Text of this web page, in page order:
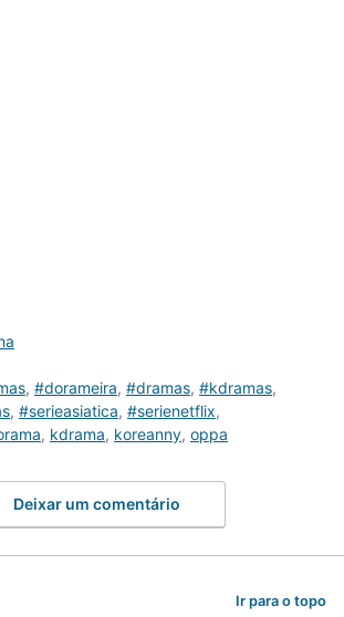
, #dorameira, #dramas, #kdramas,
, #serieasiatica, #serienetflix,
, kdrama, koreanny, oppa
Deixar um comentário
Ir para o topo